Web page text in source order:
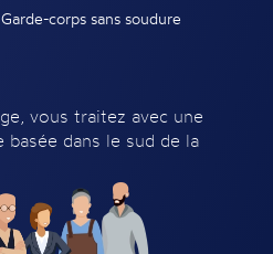
corps sans soudure
vous traitez avec une
basée dans le sud de la